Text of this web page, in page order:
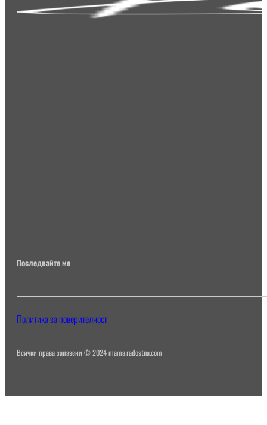
Последвайте ме
Всички права запазени © 2024 mama.radostna.com
Политика за поверителност